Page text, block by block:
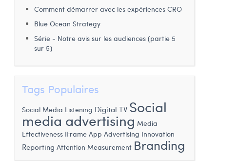
Comment démarrer avec les expériences CRO
Blue Ocean Strategy
Série - Notre avis sur les audiences (partie 5
sur 5)
Tags Populaires
Social Media Listening Digital TV Social
media advertising Media
Effectiveness IFrame App Advertising Innovation
Reporting Attention Measurement Branding